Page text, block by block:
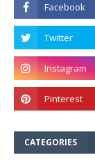
CATEGORIES